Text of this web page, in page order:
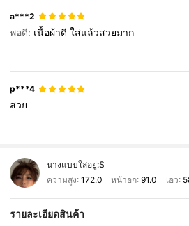
a***2
พอดี: เนื้อผ้าดีใส่แล้วสวยมาก
p***4
สวย
นางแบบใส่อยู่:S
ความสูง: 172.0 หน้าอก:91.0 เอว:
รายละเอียดสินค้า